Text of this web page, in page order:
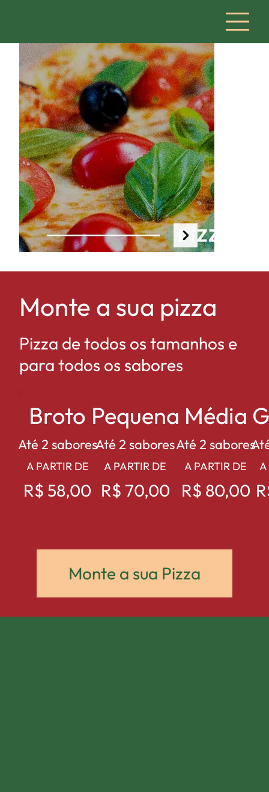
Monte a sua pizza
Pizza de todos os tamanhos e
para todos os sabores
Broto
Até 2 sabores
A PARTIR DE
R$ 58,00
Pequena
Até 2 sabores
A PARTIR DE
R$ 70,00
Média
Até 2 sabores
A PARTIR DE
R$ 80,00
A
Monte a sua Pizza